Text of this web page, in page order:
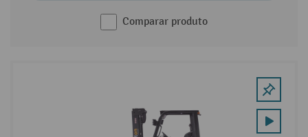
Comparar produto